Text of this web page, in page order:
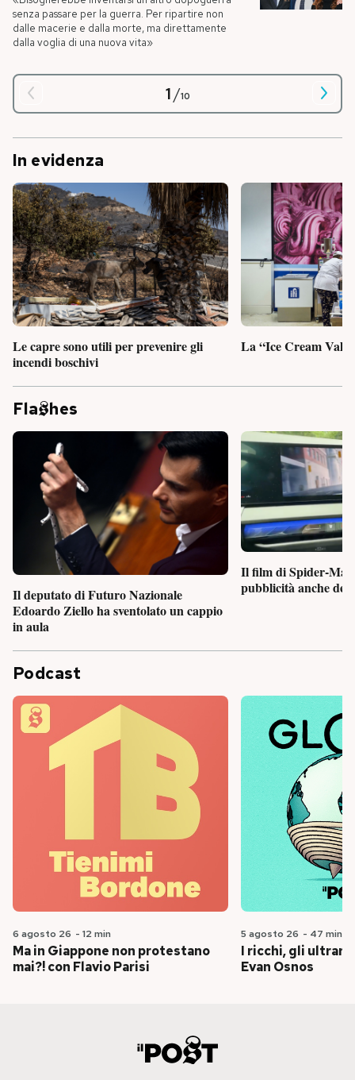
senza passare per la guerra. Per ripartire non
dalle macerie e dalla morte, ma direttamente
dalla voglia di una nuova vita»
1/10
In evidenza
Le capre sono utili per prevenire gli
incendi boschivi
La “Ice Cream
Fla hes
Il deputato di Futuro Nazionale
Edoardo Ziello ha sventolato un cappio
in aula
Il film di Spider-Man
pubblicità anche
Podcast
6 agosto 26 - 12 min
Ma in Giappone non protestano
mai?! con Flavio Parisi
5 agosto 26 - 47 min
I ricchi, gli
Evan Osnos